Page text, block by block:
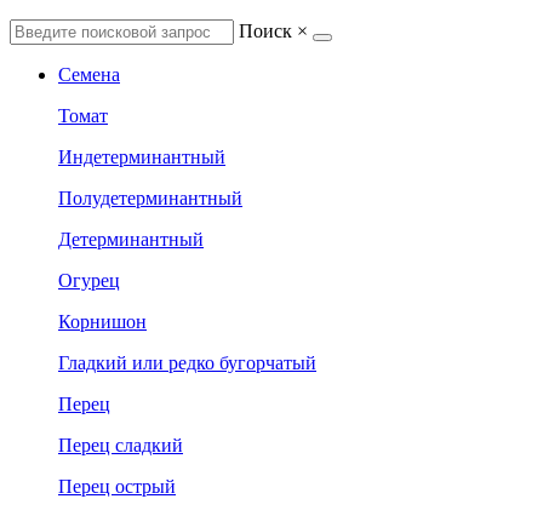
Поиск ×
Семена
Томат
Индетерминантный
Полудетерминантный
Детерминантный
Огурец
Корнишон
Гладкий или редко бугорчатый
Перец
Перец сладкий
Перец острый